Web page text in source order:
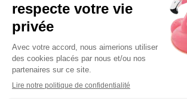
24 à 48 heures.
Recommandation importante : Ne
produits chimiques avec d’autres